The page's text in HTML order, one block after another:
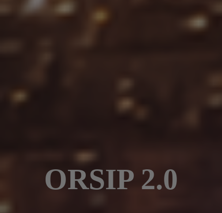
ORSIP 2.0